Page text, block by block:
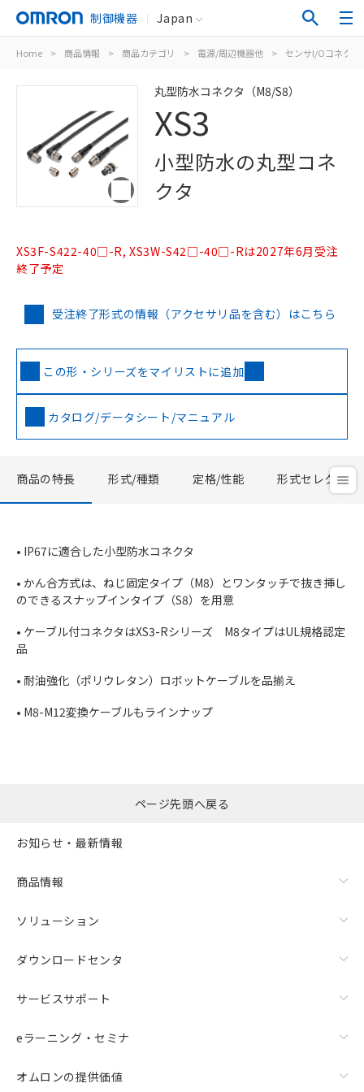
制御機器 Japan
Home > 商品情報 > 商品カテゴリ > 電源/周辺機器他 > センサI/Oコネク
丸型防水コネクタ（M8/S8）
XS3
小型防水の丸型コネ
クタ
XS3F-S422-40□-R, XS3W-S42□-40□-Rは2027年6月受注
終了予定
受注終了形式の情報（アクセサリ品を含む）はこちら
この形・シリーズをマイリストに追加
カタログ/データシート/マニュアル
商品の特長 形式/種類 定格/性能 形式セレクタ
• IP67に適合した小型防水コネクタ
• かん合方式は、ねじ固定タイプ（M8）とワンタッチで抜き挿し
のできるスナップインタイプ（S8）を用意
• ケーブル付コネクタはXS3-Rシリーズ M8タイプはUL規格認定
品
• 耐油強化（ポリウレタン）ロボットケーブルを品揃え
• M8-M12変換ケーブルもラインナップ
ページ先頭へ戻る
お知らせ・最新情報
商品情報
ソリューション
ダウンロードセンタ
サービスサポート
eラーニング・セミナ
オムロンの提供価値